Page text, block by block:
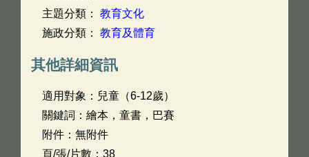
主題分類： 教育文化
施政分類： 教育及體育
其他詳細資訊
適用對象：兒童（6-12歲）
關鍵詞：繪本，童書，巴賽
附件：無附件
頁/張/片數：38